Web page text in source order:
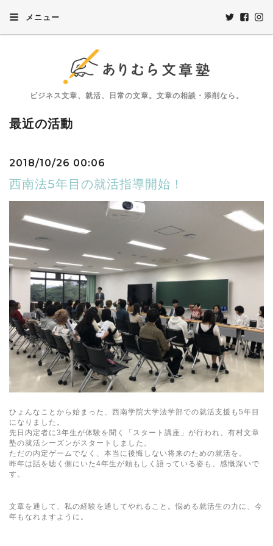
メニュー
ビジネス文章、就活、日常の文章。文章の相談・添削なら。
最近の活動
2018/10/26 00:06
西南法5年目の就活指導開始！
ひょんなことから始まった、西南学院大学法学部での就活支援も5年目
になりました。
先日内定者に3年生が体験を聞く「スタート講座」が行われ、有村文章
塾の就活シーズンがスタートしました。
ただの内定ゲームでなく、本当に後悔しない将来のための就活を。
昨年は話を聴く側にいた4年生が頼もしく語っている姿も、感慨深いで
す。
文章を通して、私の経験を通してやれること。悩める就活生の力に、今
年もなれますように。